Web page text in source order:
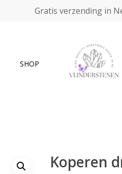
Gratis verzending in
SHOP
Koperen